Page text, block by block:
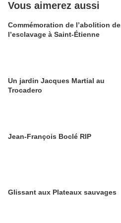
Vous aimerez aussi
Commémoration de l’abolition de
l’esclavage à Saint-Étienne
Un jardin Jacques Martial au
Trocadero
Jean-François Boclé RIP
Glissant aux Plateaux sauvages